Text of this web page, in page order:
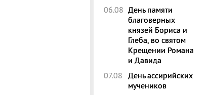
06.08 День памяти
благоверных
князей Бориса и
Глеба, во святом
Крещении Романа
и Давида
07.08 День ассирийских
мучеников